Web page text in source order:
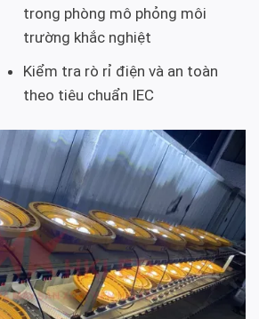
trong phòng mô phỏng môi
trường khắc nghiệt
Kiểm tra rò rỉ điện và an toàn
theo tiêu chuẩn IEC